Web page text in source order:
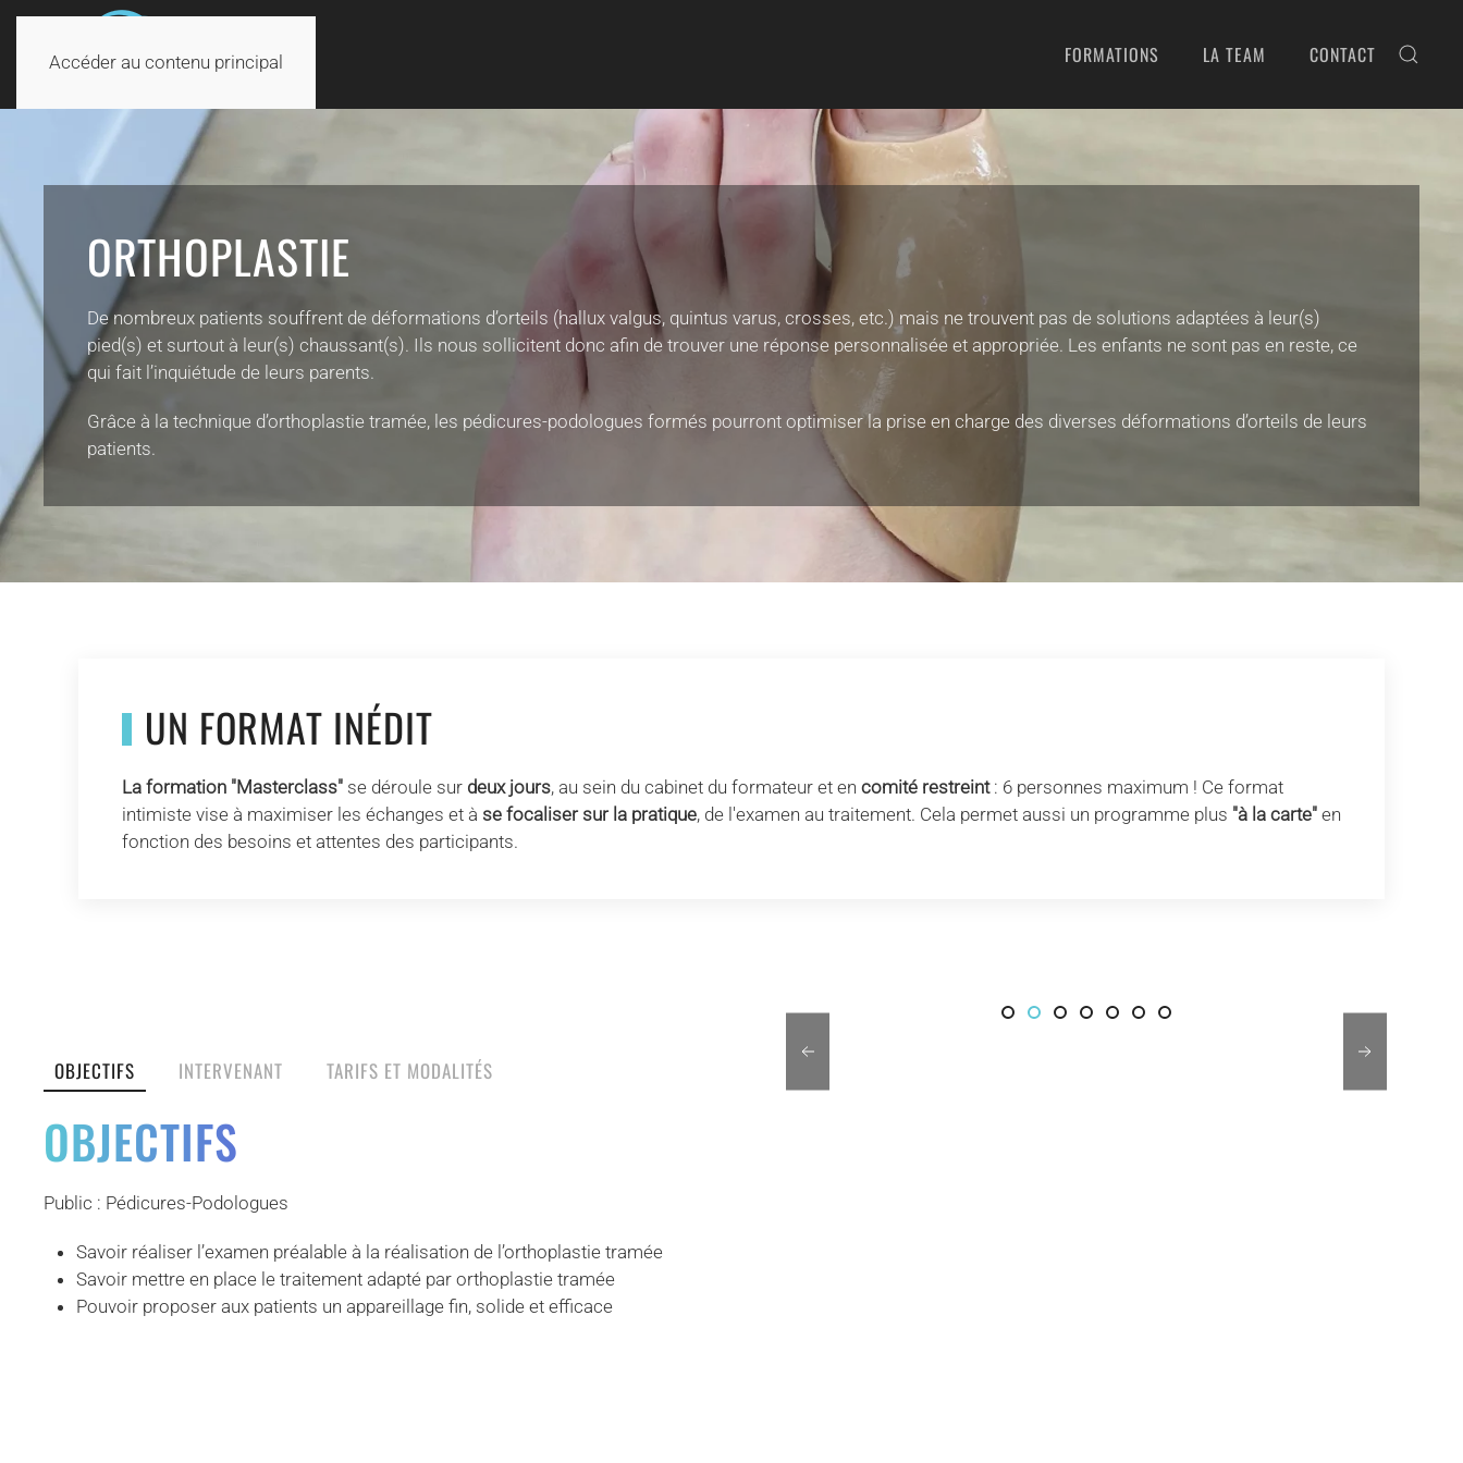
Accéder au contenu principal FORMATIONS LA TEAM CONTACT
ORTHOPLASTIE
De nombreux patients souffrent de déformations d’orteils (hallux valgus, quintus varus, crosses, etc.) mais ne trouvent pas de solutions adaptées à leur(s)
pied(s) et surtout à leur(s) chaussant(s). Ils nous sollicitent donc afin de trouver une réponse personnalisée et appropriée. Les enfants ne sont pas en reste, ce
qui fait l’inquiétude de leurs parents.
Grâce à la technique d’orthoplastie tramée, les pédicures-podologues formés pourront optimiser la prise en charge des diverses déformations d’orteils de leurs
patients.
UN FORMAT INÉDIT
La formation "Masterclass" se déroule sur deux jours, au sein du cabinet du formateur et en comité restreint: 6 personnes maximum ! Ce format
intimiste vise à maximiser les échanges et à se focaliser sur la pratique, de l'examen au traitement. Cela permet aussi un programme plus "à la carte" en
fonction des besoins et attentes des participants.
OBJECTIFS INTERVENANT TARIFS ET MODALITÉS
OBJECTIFS
Public : Pédicures-Podologues
Savoir réaliser l’examen préalable à la réalisation de l’orthoplastie tramée
Savoir mettre en place le traitement adapté par orthoplastie tramée
Pouvoir proposer aux patients un appareillage fin, solide et efficace